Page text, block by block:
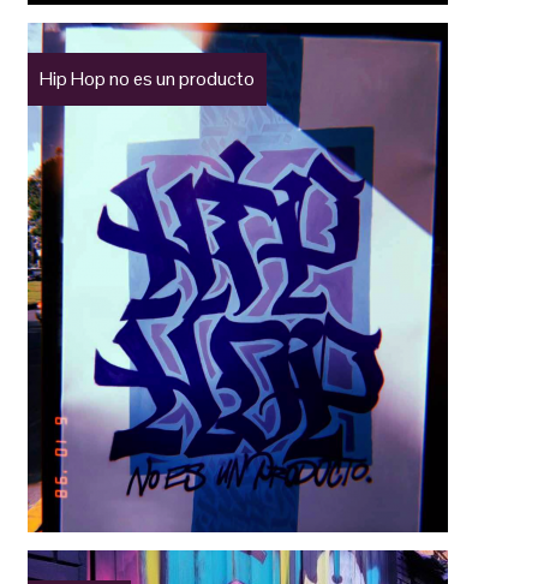
Hip Hop no es un producto